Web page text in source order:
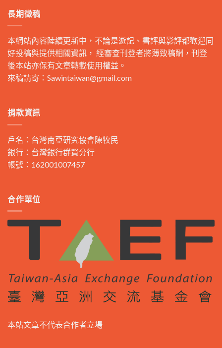
長期徵稿
本網站內容陸續更新中，不論是遊記、書評與影評都歡迎同
好投稿與提供相關資訊， 經審查刊登者將薄致稿酬，刊登
後本站亦保有文章轉載使用權益。
來稿請寄： Sawintaiwan@gmail.com
捐款資訊
戶名：台灣南亞研究協會陳牧民
銀行：台灣銀行群賢分行
帳號：162001007457
合作單位
本站文章不代表合作者立場